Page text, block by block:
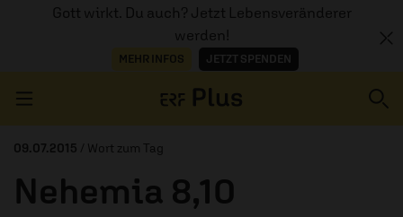
Gott wirkt. Du auch? Jetzt Lebensveränderer
werden!
MEHR INFOS JETZT SPENDEN
09.07.2015 / Wort zum Tag
Nehemia 8,10